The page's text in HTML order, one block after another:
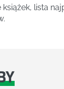
książek, lista